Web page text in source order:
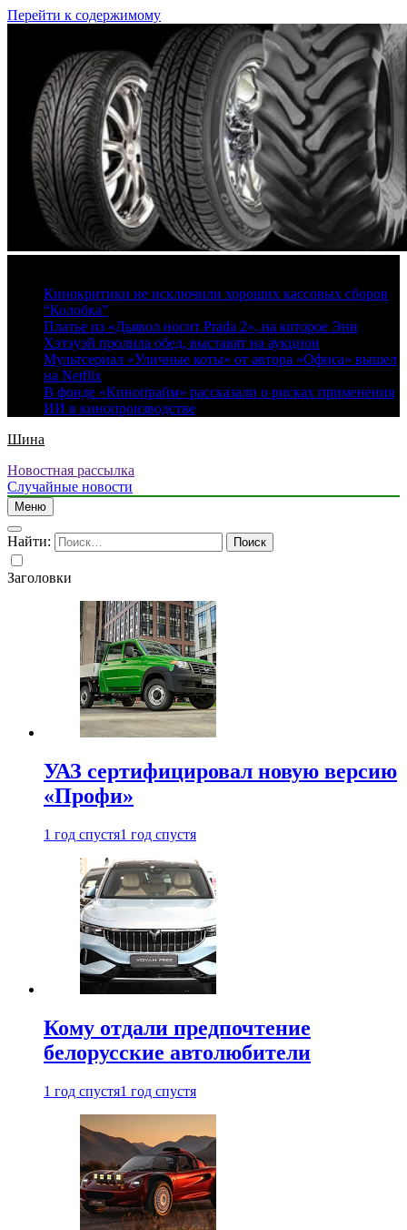
Перейти к содержимому
Кинокритики не исключили хороших кассовых сборов
“Колобка”
Платье из «Дьявол носит Prada 2», на которое Энн
Хэтэуэй пролила обед, выставят на аукцион
Мультсериал «Уличные коты» от автора «Офиса» вышел
на Netflix
В фонде «Кинопрайм» рассказали о рисках применения
ИИ в кинопроизводстве
Шина
Новостная рассылка
Случайные новости
Меню
Найти:
Заголовки
УАЗ сертифицировал новую версию
«Профи»
1 год спустя1 год спустя
Кому отдали предпочтение
белорусские автолюбители
1 год спустя1 год спустя